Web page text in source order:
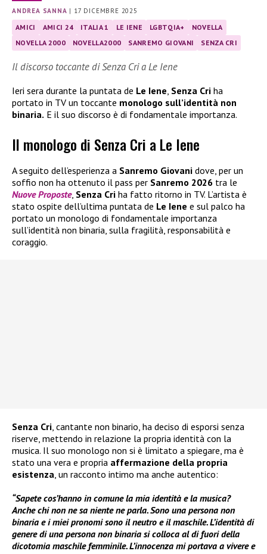
ANDREA SANNA | 17 DICEMBRE 2025
AMICI AMICI 24 ITALIA 1 LE IENE LGBTQIA+
NOVELLA
NOVELLA 2000
NOVELLA2000 SANREMO GIOVANI SENZA CRI
Il discorso toccante di Senza Cri a Le Iene
Ieri sera durante la puntata de Le Iene Senza Cri ha
portato in TV un toccante monologo sull’identità non
binaria. E il suo discorso è di fondamentale importanza.
Il monologo di Senza Cri a Le Iene
A seguito dell’esperienza a Sanremo Giovani dove, per un
soffio non ha ottenuto il pass per Sanremo 2026 tra le
Nuove Proposte, Senza Cri ha fatto ritorno in TV. L’artista è
stato ospite dell’ultima puntata de Le Iene e sul palco ha
portato un monologo di fondamentale importanza
sull’identità non binaria, sulla fragilità, responsabilità e
coraggio.
Senza Cri , cantante non binario, ha deciso di esporsi senza
riserve, mettendo in relazione la propria identità con la
musica. Il suo monologo non si è limitato a spiegare, ma è
stato una vera e propria affermazione della propria
esistenza , un racconto intimo ma anche autentico:
“Sapete cos’hanno in comune la mia identità e la musica?
Anche chi non ne sa niente ne parla. Sono una persona non
binaria e i miei pronomi sono il neutro e il maschile. L’identità di
genere di una persona non binaria si colloca al di fuori della
dicotomia maschile femminile. L’innocenza mi portava a vivere e